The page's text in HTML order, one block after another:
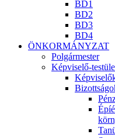
BD1
BD2
BD3
BD4
ÖNKORMÁNYZAT
Polgármester
Képviselő-